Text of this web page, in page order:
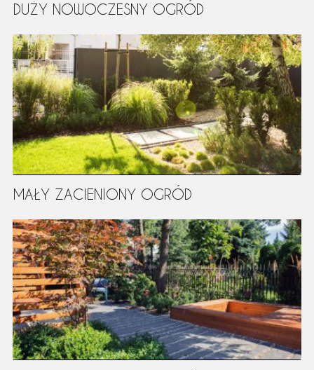
DUŻY NOWOCZESNY OGRÓD
MAŁY ZACIENIONY OGRÓD